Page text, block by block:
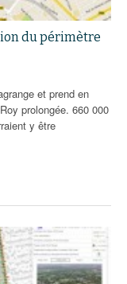
du périmètre
et prend en
prolongée. 660 000
y être